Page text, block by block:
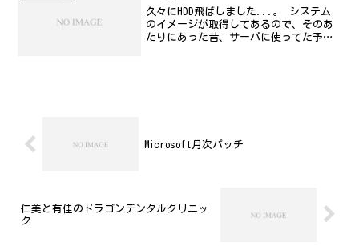
久々にHDD飛ばしました...。 システム
のイメージが取得してあるので、そのあ
たりにあった昔、サーバに使ってた予備
Microsoft月次パッチ
仁美と有佳のドラゴンデンタルクリニッ
ク